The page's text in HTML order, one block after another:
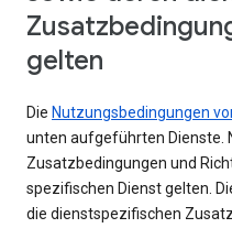
gelten
Die Nutzungsbedingungen
unten aufgeführten Dienste.
Zusatzbedingungen und
spezifischen Dienst gelten.
die dienstspezifischen